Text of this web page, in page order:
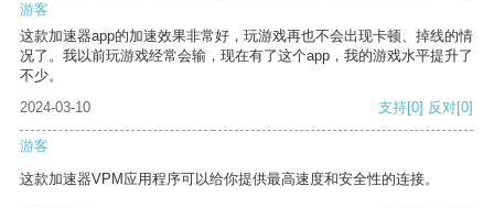
游客
这款加速器app的加速效果非常好，玩游戏再也不会出现卡顿、掉线的情
况了。我以前玩游戏经常会输，现在有了这个app，我的游戏水平提升了
不少。
2024-03-10
支持[0] 反对[0]
游客
这款加速器VPM应用程序可以给你提供最高速度和安全性的连接。